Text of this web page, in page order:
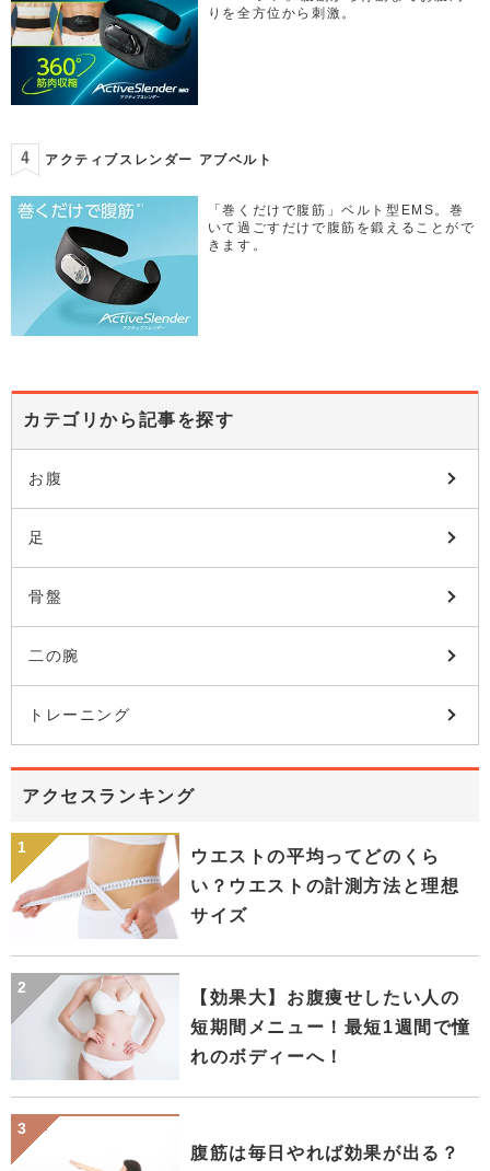
アクセスランキング
ウエストの平均ってどのくら
い？ウエストの計測方法と理想
サイズ
【効果大】お腹痩せしたい人の
短期間メニュー！最短1週間で憧
れのボディーへ！
腹筋は毎日やれば効果が出る？
カテゴリから記事を探す
お腹
足
骨盤
二の腕
トレーニング
りを全方位から刺激。
アクティブスレンダー アブベルト
「巻くだけで腹筋」ベルト型EMS。巻
いて過ごすだけで腹筋を鍛えることがで
きます。